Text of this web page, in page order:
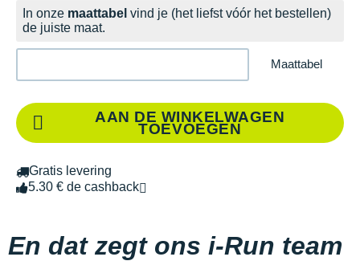
In onze maattabel vind je (het liefst vóór het bestellen)
de juiste maat.
Maattabel
AAN DE WINKELWAGEN
TOEVOEGEN
Gratis levering
5.30 € de cashback
En dat zegt ons i-Run team